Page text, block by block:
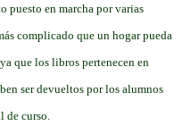
puesto en marcha por varias
complicado que un hogar pueda
que los libros pertenecen en
ser devueltos por los alumnos
curso.